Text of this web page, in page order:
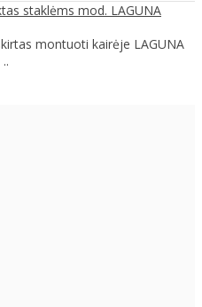
staklėms mod. LAGUNA
montuoti kairėje LAGUNA